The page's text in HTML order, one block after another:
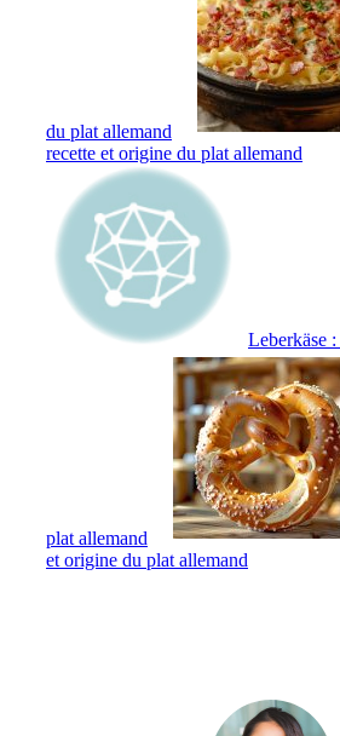
du plat allemand
recette et origine du plat allemand
Leberkäse
plat allemand
et origine du plat allemand